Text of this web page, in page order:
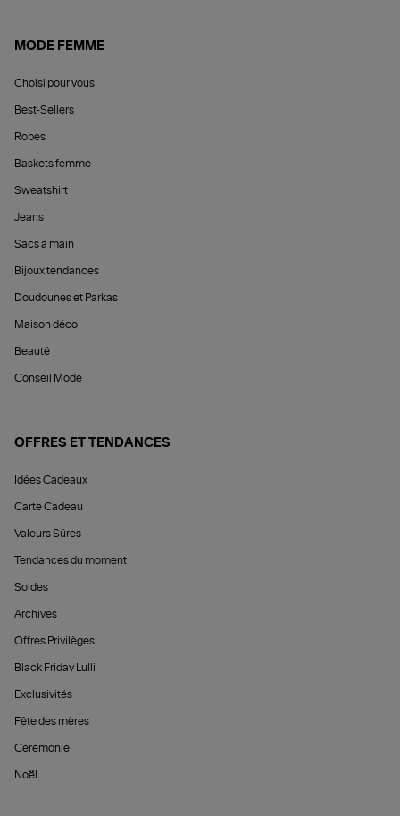
MODE FEMME
Choisi pour vous
Best-Sellers
Robes
Baskets femme
Sweatshirt
Jeans
Sacs à main
Bijoux tendances
Doudounes et Parkas
Maison déco
Beauté
Conseil Mode
OFFRES ET TENDANCES
Idées Cadeaux
Carte Cadeau
Valeurs Sûres
Tendances du moment
Soldes
Archives
Offres Privilèges
Black Friday Lulli
Exclusivités
Fête des mères
Cérémonie
Noël